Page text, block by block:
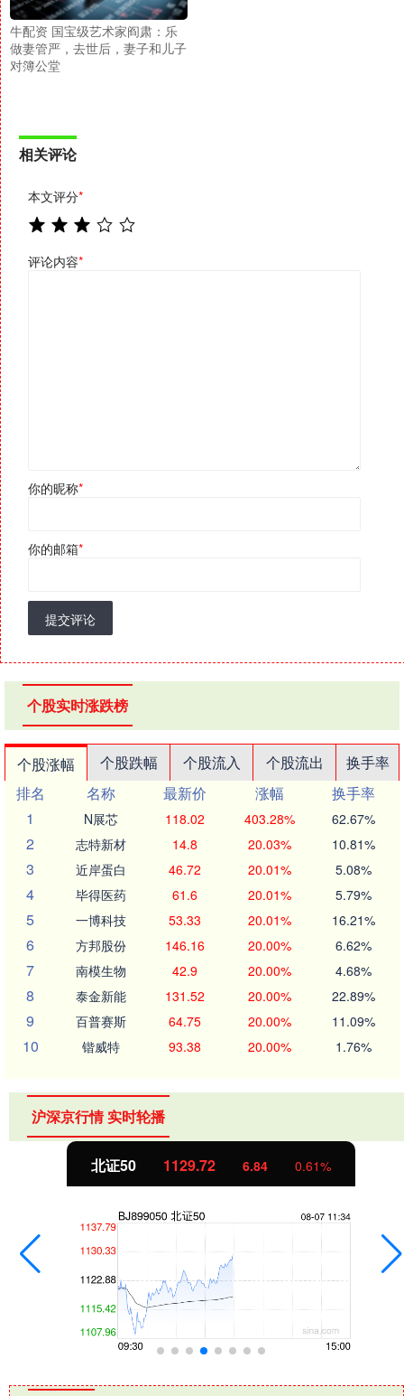
牛配资 国宝级艺术家阎肃：乐
做妻管严，去世后，妻子和儿子
对簿公堂
相关评论
本文评分*
评论内容*
你的昵称*
你的邮箱*
提交评论
个股实时涨跌榜
个股涨幅 个股跌幅 个股流入 个股流出
换手率
排名
名称 最新价 涨幅
换手率
1
N展芯 118.02 403.28% 62.67%
2 志特新材 14.8 20.03% 10.81%
3 近岸蛋白 46.72 20.01% 5.08%
4 毕得医药 61.6 20.01% 5.79%
5 一博科技 53.33 20.01% 16.21%
6 方邦股份 146.16 20.00% 6.62%
7 南模生物 42.9 20.00% 4.68%
8 泰金新能 131.52 20.00% 22.89%
9 百普赛斯 64.75 20.00% 11.09%
10 锴威特 93.38 20.00% 1.76%
沪深京行情 实时轮播
北证50 1129.72 6.84 0.61%